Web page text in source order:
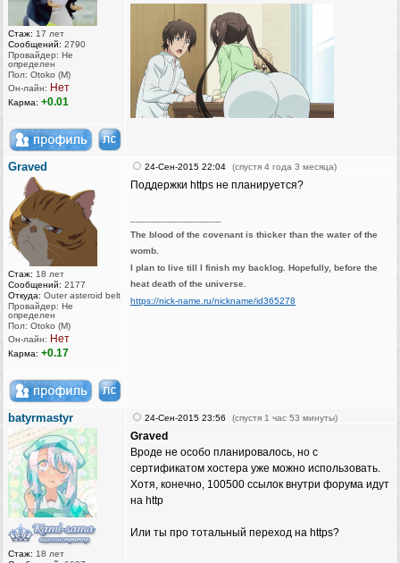
Стаж: 17 лет
Сообщений: 2790
Провайдер: Не
определен
Пол: Otoko (M)
Он-лайн: Нет
Карма: +0.01
Graved
Стаж: 18 лет
Сообщений: 2177
Откуда: Outer asteroid belt
Провайдер: Не
определен
Пол: Otoko (M)
Он-лайн: Нет
Карма: +0.17
24-Сен-2015 22:04 (спустя 4 года 3 месяца)
Поддержки https не планируется?
The blood of the covenant is thicker than the water of the
womb.
I plan to live till I finish my backlog. Hopefully, before the
heat death of the universe.
https://nick-name.ru/nickname/id365278
batyrmastyr
Стаж: 18 лет
24-Сен-2015 23:56 (спустя 1 час 53 минуты)
Graved
Вроде не особо планировалось, но с
сертификатом хостера уже можно использовать.
Хотя, конечно, 100500 ссылок внутри форума идут
на http
Или ты про тотальный переход на https?